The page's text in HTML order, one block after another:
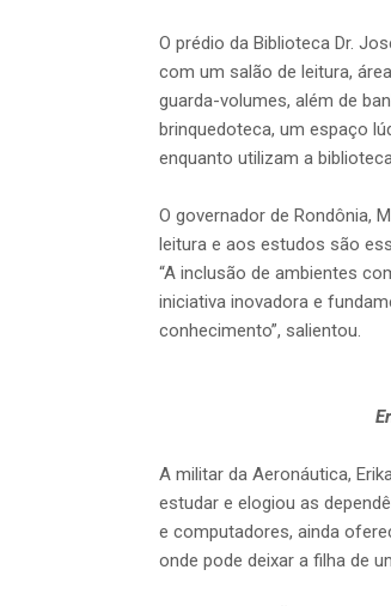
O prédio da Biblioteca Dr.
com um salão de leitura,
guarda-volumes, além de
brinquedoteca, um espaço
enquanto utilizam a
O governador de Rondônia,
leitura e aos estudos são
“A inclusão de ambientes
iniciativa inovadora e
conhecimento”, salientou.
A militar da Aeronáutica,
estudar e elogiou as
e computadores, ainda
onde pode deixar a filha de